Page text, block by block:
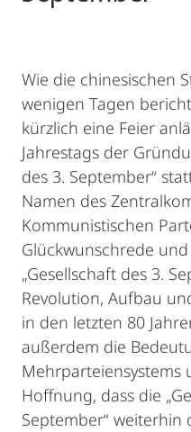
Wie die chinesischen
wenigen Tagen
kürzlich eine Feier
Jahrestags der
des 3. September“
Namen des
Kommunistischen
Glückwunschrede
„Gesellschaft des 3.
Revolution, Aufbau
in den letzten 80
außerdem die
Mehrparteiensystems
Hoffnung, dass die
September“